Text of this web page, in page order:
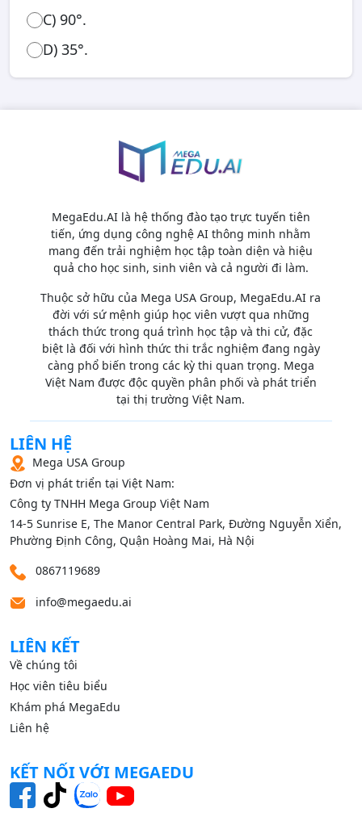
C) 90°.
D) 35°.
MegaEdu.AI là hệ thống đào tạo trực tuyến tiên
tiến, ứng dụng công nghệ AI thông minh nhằm
mang đến trải nghiệm học tập toàn diện và hiệu
quả cho học sinh, sinh viên và cả người đi làm.
Thuộc sở hữu của Mega USA Group, MegaEdu.AI ra
đời với sứ mệnh giúp học viên vượt qua những
thách thức trong quá trình học tập và thi cử, đặc
biệt là đối với hình thức thi trắc nghiệm đang ngày
càng phổ biến trong các kỳ thi quan trọng. Mega
Việt Nam được độc quyền phân phối và phát triển
tại thị trường Việt Nam.
LIÊN HỆ
Mega USA Group
Đơn vị phát triển tại Việt Nam:
Công ty TNHH Mega Group Việt Nam
14‑5 Sunrise E, The Manor Central Park, Đường Nguyễn Xiển,
Phường Định Công, Quận Hoàng Mai, Hà Nội
0867119689
info@megaedu.ai
LIÊN KẾT
Về chúng tôi
Học viên tiêu biểu
Khám phá MegaEdu
Liên hệ
KẾT NỐI VỚI MEGAEDU